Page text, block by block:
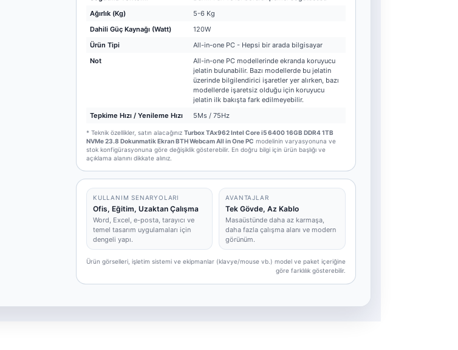
Ağırlık (Kg)
5-6 Kg
Dahili Güç Kaynağı (Watt)
120W
Ürün Tipi
All-in-one PC - Hepsi bir arada bilgisayar
Not
All-in-one PC modellerinde ekranda koruyucu
jelatin bulunabilir. Bazı modellerde bu jelatin
üzerinde bilgilendirici işaretler yer alırken, bazı
modellerde işaretsiz olduğu için koruyucu
jelatin ilk bakışta fark edilmeyebilir.
Tepkime Hızı / Yenileme Hızı
5Ms / 75Hz
* Teknik özellikler, satın alacağınız Turbox TAx962 Intel Core i5 6400 16GB DDR4 1TB
NVMe 23.8 Dokunmatik Ekran BTH Webcam All in One PC modelinin varyasyonuna ve
stok konfigürasyonuna göre değişiklik gösterebilir. En doğru bilgi için ürün başlığı ve
açıklama alanını dikkate alınız.
KULLANIM SENARYOLARI
Ofis, Eğitim, Uzaktan Çalışma
Word, Excel, e-posta, tarayıcı ve
temel tasarım uygulamaları için
dengeli yapı.
AVANTAJLAR
Tek Gövde, Az Kablo
Masaüstünde daha az karmaşa,
daha fazla çalışma alanı ve modern
görünüm.
Ürün görselleri, işletim sistemi ve ekipmanlar (klavye/mouse vb.) model ve paket içeriğine
göre farklılık gösterebilir.